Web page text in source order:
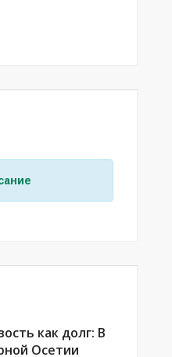
как долг: В
Осетии